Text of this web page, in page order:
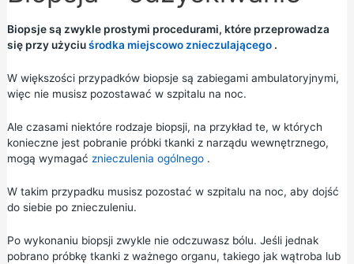
Biopsje są zwykle prostymi procedurami, które przeprowadza
się przy użyciuśrodka miejscowo znieczulającego.
W większości przypadków biopsje są zabiegami ambulatoryjnymi,
więc nie musisz pozostawać w szpitalu na noc.
Ale czasami niektóre rodzaje biopsji, na przykład te, w których
konieczne jest pobranie próbki tkanki z narządu wewnętrznego,
mogą wymagać znieczulenia ogólnego.
W takim przypadku musisz pozostać w szpitalu na noc, aby dojść
do siebie po znieczuleniu.
Po wykonaniu biopsji zwykle nie odczuwasz bólu. Jeśli jednak
pobrano próbkę tkanki z ważnego organu, takiego jak wątroba lub